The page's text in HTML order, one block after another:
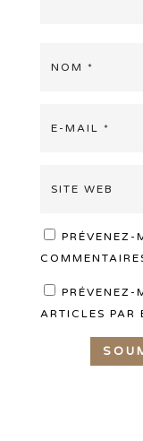
PRÉVENEZ-
PRÉVENEZ-
ARTICLES PAR